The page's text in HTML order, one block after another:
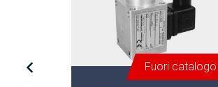
Fuori catalogo